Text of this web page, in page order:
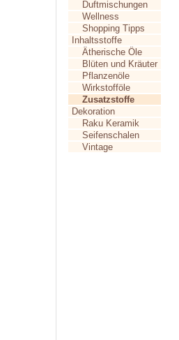
Duftmischungen
Wellness
Shopping Tipps
Inhaltsstoffe
Ätherische Öle
Blüten und Kräuter
Pflanzenöle
Wirkstofföle
Zusatzstoffe
Dekoration
Raku Keramik
Seifenschalen
Vintage